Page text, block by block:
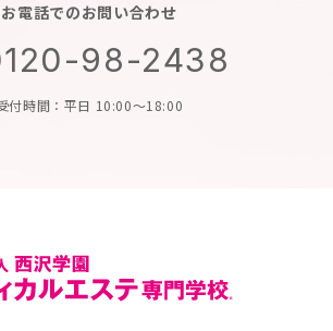
お電話でのお問い合わせ
98-2438
付時間：平日 10:00～18:00